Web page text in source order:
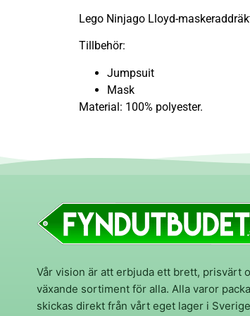
Lego Ninjago Lloyd-
Tillbehör:
Jumpsuit
Mask
Material: 100% polyester.
Vår vision är att erbjuda ett brett, prisvärt
växande sortiment för alla. Alla varor
skickas direkt från vårt eget lager i